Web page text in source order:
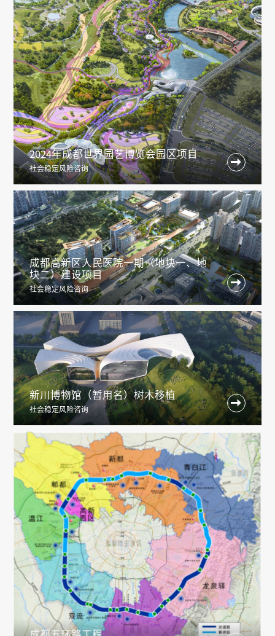
2024年成都世界园艺博览会园区项目
社会稳定风险咨询

成都高新区人民医院一期（地块一、地
块二）建设项目
社会稳定风险咨询

新川博物馆（暂用名）树木移植
社会稳定风险咨询
